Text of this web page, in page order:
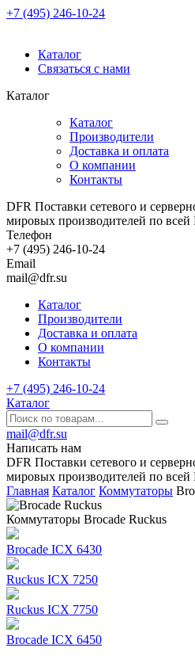
+7 (495) 246-10-24
Каталог
Связаться с нами
Каталог
Каталог
Производители
Доставка и оплата
О компании
Контакты
DFR Поставки сетевого и
мировых производителей по
Телефон
+7 (495) 246-10-24
Email
mail@dfr.su
Каталог
Производители
Доставка и оплата
О компании
Контакты
+7 (495) 246-10-24
Каталог
mail@dfr.su
Написать нам
DFR Поставки сетевого и
мировых производителей по
Главная Каталог Коммутаторы
Коммутаторы Brocade Ruckus
Brocade ICX 6430
Ruckus ICX 7250
Ruckus ICX 7750
Brocade ICX 6450